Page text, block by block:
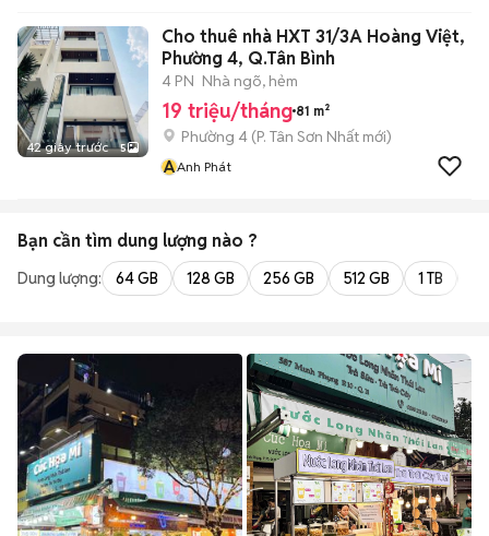
42 giây trước 5
Cho thuê nhà HXT 31/3A Hoàng Việt,
Phường 4, Q.Tân Bình
4 PN Nhà ngõ, hẻm
19 triệu/tháng 81 m²
Phường 4 (P. Tân Sơn Nhất mới)
AAnh Phát
Bạn cần tìm dung lượng nào ?
Dung lượng: 64 GB 128 GB 256 GB 512 GB 1 TB